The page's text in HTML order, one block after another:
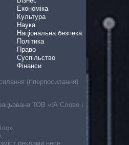
Економіка
Культура
Наука
Національна безпека
Політика
Право
Суспільство
Фінанси
(гіперпосилання)
ТОВ «ІА Слово і
реклами несе